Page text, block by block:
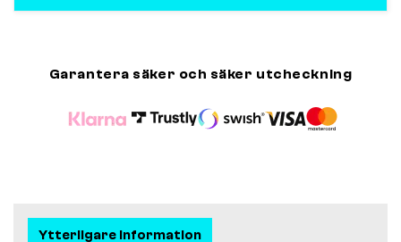
Garantera säker och säker utcheckning
Ytterligare information